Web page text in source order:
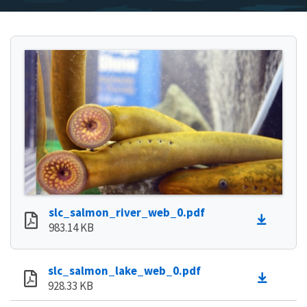
slc_salmon_river_web_0.pdf
983.14 KB
slc_salmon_lake_web_0.pdf
928.33 KB